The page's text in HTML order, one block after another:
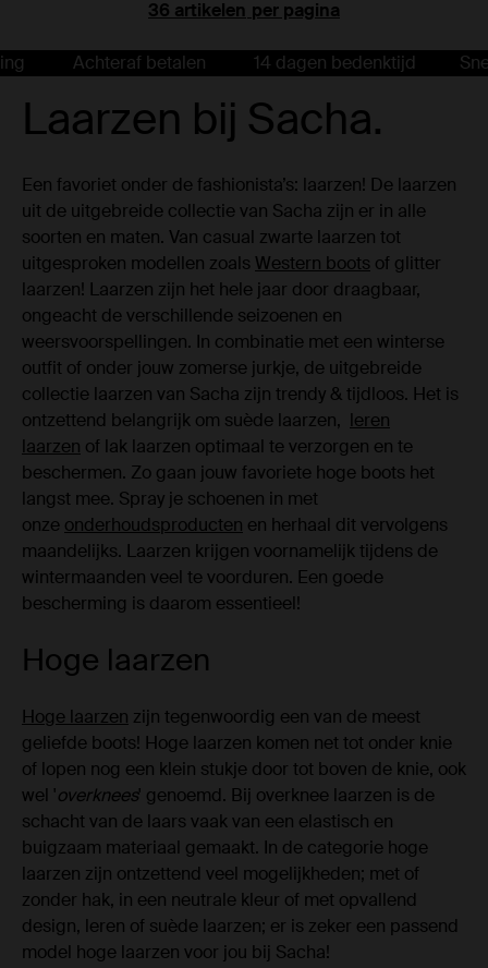
per pagina
Achteraf betalen 14 dagen bedenktijd Snelle
Laarzen bij Sacha.
Een favoriet onder de fashionista’s: laarzen! De laarzen
uit de uitgebreide collectie van Sacha zijn er in alle
soorten en maten. Van casual zwarte laarzen tot
uitgesproken modellen zoals Western boots of glitter
laarzen! Laarzen zijn het hele jaar door draagbaar,
ongeacht de verschillende seizoenen en
weersvoorspellingen. In combinatie met een winterse
outfit of onder jouw zomerse jurkje, de uitgebreide
collectie laarzen van Sacha zijn trendy & tijdloos. Het is
ontzettend belangrijk om suède laarzen, leren
laarzen of lak laarzen optimaal te verzorgen en te
beschermen. Zo gaan jouw favoriete hoge boots het
langst mee. Spray je schoenen in met
onze onderhoudsproducten en herhaal dit vervolgens
maandelijks. Laarzen krijgen voornamelijk tijdens de
wintermaanden veel te voorduren. Een goede
bescherming is daarom essentieel!
Hoge laarzen
Hoge laarzen zijn tegenwoordig een van de meest
geliefde boots! Hoge laarzen komen net tot onder knie
of lopen nog een klein stukje door tot boven de knie, ook
wel 'overknees' genoemd. Bij overknee laarzen is de
schacht van de laars vaak van een elastisch en
buigzaam materiaal gemaakt. In de categorie hoge
laarzen zijn ontzettend veel mogelijkheden; met of
zonder hak, in een neutrale kleur of met opvallend
design, leren of suède laarzen; er is zeker een passend
model hoge laarzen voor jou bij Sacha!